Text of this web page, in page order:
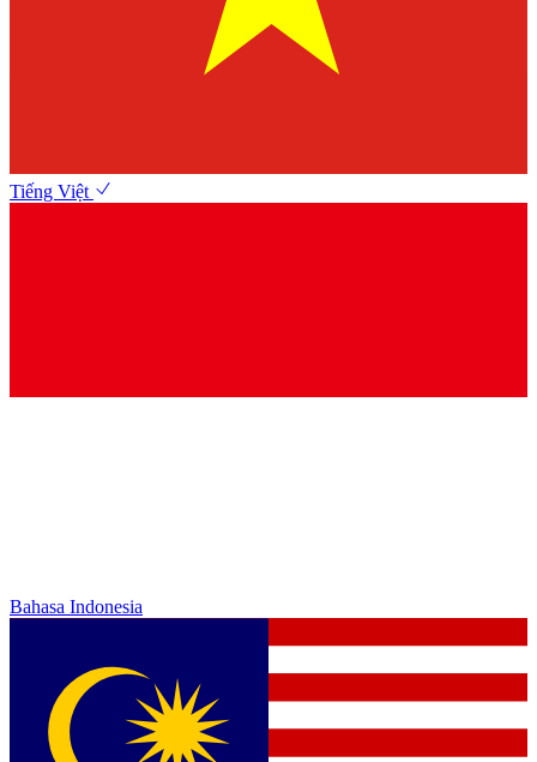
Tiếng Việt
Bahasa Indonesia